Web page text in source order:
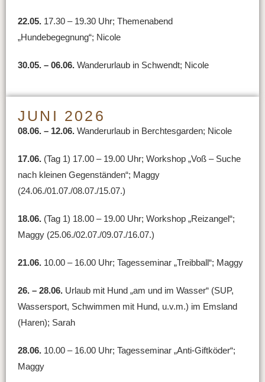
22.05. 17.30 – 19.30 Uhr; Themenabend
„Hundebegegnung“; Nicole
30.05. – 06.06. Wanderurlaub in Schwendt; Nicole
JUNI 2026
08.06. – 12.06. Wanderurlaub in Berchtesgarden; Nicole
17.06. (Tag 1) 17.00 – 19.00 Uhr; Workshop „Voß – Suche
nach kleinen Gegenständen“; Maggy
(24.06./01.07./08.07./15.07.)
18.06. (Tag 1) 18.00 – 19.00 Uhr; Workshop „Reizangel“;
Maggy (25.06./02.07./09.07./16.07.)
21.06. 10.00 – 16.00 Uhr; Tagesseminar „Treibball“; Maggy
26. – 28.06. Urlaub mit Hund „am und im Wasser“ (SUP,
Wassersport, Schwimmen mit Hund, u.v.m.) im Emsland
(Haren); Sarah
28.06. 10.00 – 16.00 Uhr; Tagesseminar „Anti-Giftköder“;
Maggy